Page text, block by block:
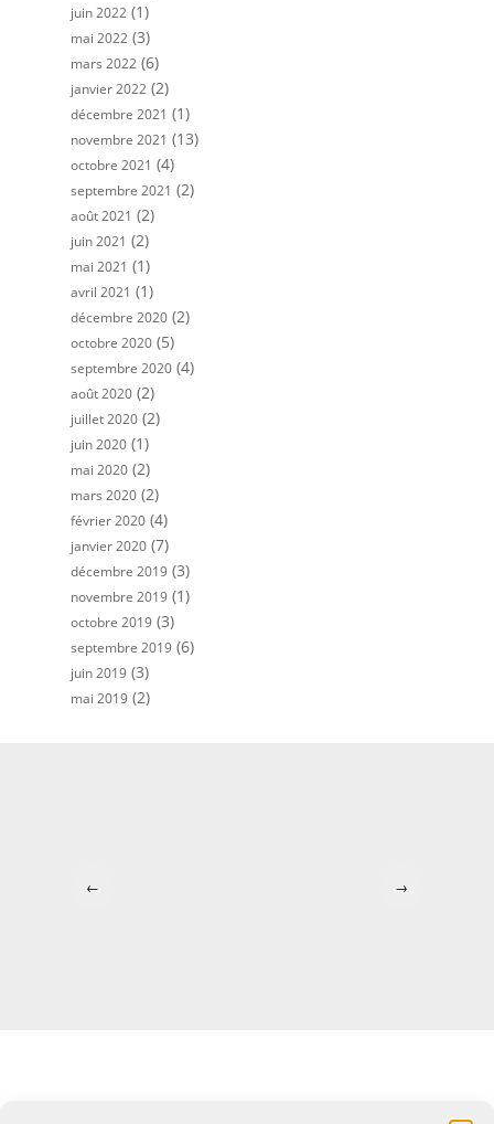
juin 2022 (1)
mai 2022 (3)
mars 2022 (6)
janvier 2022 (2)
décembre 2021 (1)
novembre 2021 (13)
octobre 2021 (4)
septembre 2021 (2)
août 2021 (2)
juin 2021 (2)
mai 2021 (1)
avril 2021 (1)
décembre 2020 (2)
octobre 2020 (5)
septembre 2020 (4)
août 2020 (2)
juillet 2020 (2)
juin 2020 (1)
mai 2020 (2)
mars 2020 (2)
février 2020 (4)
janvier 2020 (7)
décembre 2019 (3)
novembre 2019 (1)
octobre 2019 (3)
septembre 2019 (6)
juin 2019 (3)
mai 2019 (2)
← →